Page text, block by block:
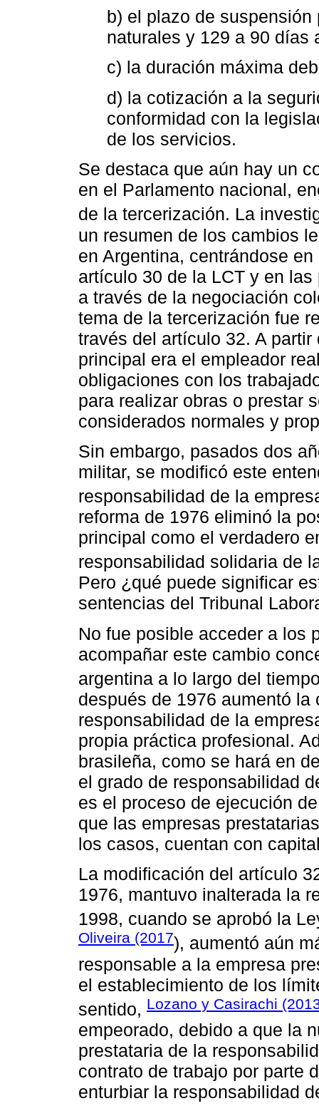
b) el plazo de
naturales y 129 a 90 días
c) la duración máxima
d) la cotización a la
conformidad con la
de los servicios.
Se destaca que aún hay un
en el Parlamento nacional,
de la tercerización. La
un resumen de los cambios
en Argentina, centrándose
artículo 30 de la LCT y en
a través de la negociación
tema de la tercerización fue
través del artículo 32. A
principal era el empleador
obligaciones con los
para realizar obras o prestar
considerados normales y
Sin embargo, pasados dos
militar, se modificó este
responsabilidad de la
reforma de 1976 eliminó la
principal como el verdadero
responsabilidad solidaria de
Pero ¿qué puede significar
sentencias del Tribunal
No fue posible acceder a los
acompañar este cambio
argentina a lo largo del
después de 1976 aumentó
responsabilidad de la
propia práctica profesional.
brasileña, como se hará en
el grado de responsabilidad
es el proceso de ejecución
que las empresas
los casos, cuentan con
La modificación del artículo
1976, mantuvo inalterada la
1998, cuando se aprobó la
Oliveira (2017), aumentó aún
responsable a la empresa
el establecimiento de los
sentido, Lozano y Casirachi
empeorado, debido a que la
prestataria de la
contrato de trabajo por parte
enturbiar la responsabilidad